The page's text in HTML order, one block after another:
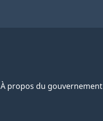
À propos du gouvernement